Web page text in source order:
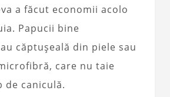
a făcut economii acolo
Papucii bine
căptușeală din piele sau
care nu taie
de caniculă.